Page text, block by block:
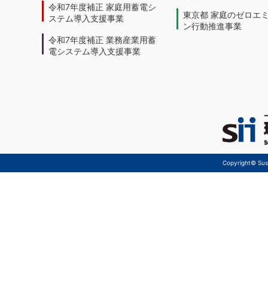
令和7年度補正 家庭用蓄電シ
ステム導入支援事業
令和7年度補正 業務産業用蓄
電システム導入支援事業
東京都 家庭のゼロエ
ン行動推進事業
Copyright©